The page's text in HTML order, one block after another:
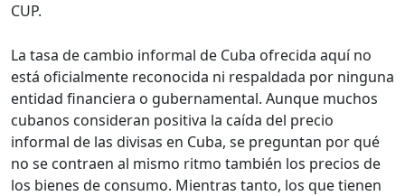
CUP.
La tasa de cambio informal de Cuba ofrecida aquí no
está oficialmente reconocida ni respaldada por ninguna
entidad financiera o gubernamental. Aunque muchos
cubanos consideran positiva la caída del precio
informal de las divisas en Cuba, se preguntan por qué
no se contraen al mismo ritmo también los precios de
los bienes de consumo. Mientras tanto, los que tienen